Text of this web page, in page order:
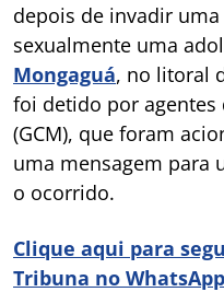
depois de invadir
sexualmente uma
Mongaguá, no litoral
foi detido por agentes
(GCM), que foram
uma mensagem para
o ocorrido.
Clique aqui para
Tribuna no